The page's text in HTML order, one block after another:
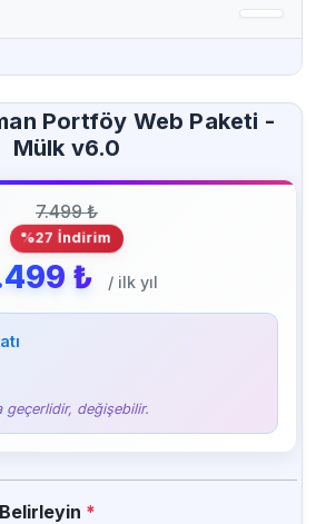
Portföy Web Paketi -
Mülk v6.0
7.499 ₺
%27 İndirim
₺ / ilk yıl
geçerlidir, değişebilir.
Belirleyin *